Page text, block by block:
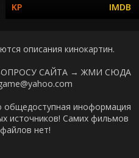
описания кинокартин.
САЙТА → ЖМИ СЮДА
общедоступная иноформация
источников! Самих фильмов
нет!